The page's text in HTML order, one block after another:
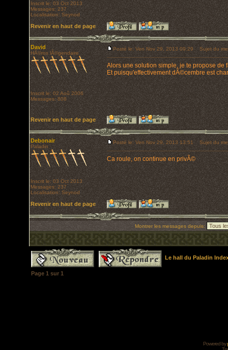
Inscrit le: 03 Oct 2013
Messages: 237
Localisation: Seynod
Revenir en haut de page
David
HÃ©ros lÃ©gendaire
Inscrit le: 02 Aoû 2006
Messages: 808
Posté le: Ven Nov 29, 2013 09:29 Sujet du
Alors une solution simple, je te propose de
Et puisqu'effectivement dÃ©cembre est
Revenir en haut de page
Debonair
Paladin
Inscrit le: 03 Oct 2013
Messages: 237
Localisation: Seynod
Posté le: Ven Nov 29, 2013 13:51 Sujet du
Ca roule, on continue en privÃ©
Revenir en haut de page
Montrer les messages depuis:
Le hall du Paladin
Page 1 sur 1
Powered by